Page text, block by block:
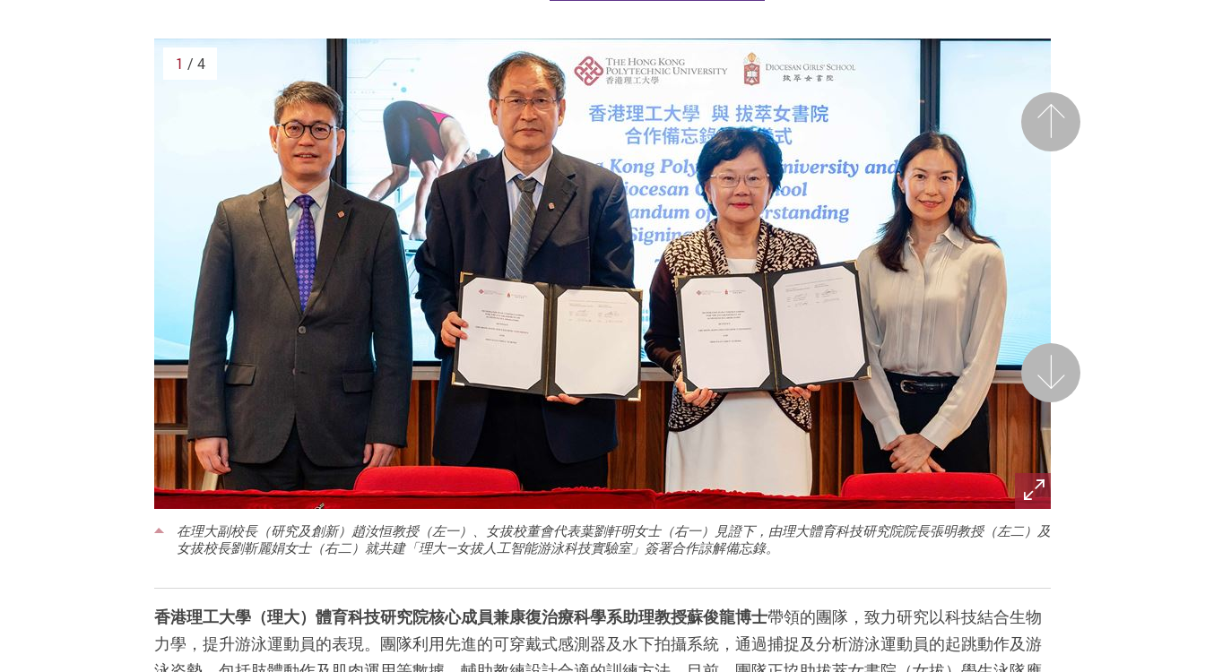
前一頁
在理大副校長（研究及創新）趙汝恒教授（左一）、女拔校董會代表葉劉軒明女士（右一）見證下，由理大體育科技研究院院長張明教授（左二）及
女拔校長劉靳麗娟女士（右二）就共建「理大—女拔人工智能游泳科技實驗室」簽署合作諒解備忘錄。
後一頁
1 / 4
香港理工大學（理大）體育科技研究院核心成員兼康復治療科學系助理教授蘇俊龍博士帶領的團隊，致力研究以科技結合生物
力學，提升游泳運動員的表現。團隊利用先進的可穿戴式感測器及水下拍攝系統，通過捕捉及分析游泳運動員的起跳動作及游